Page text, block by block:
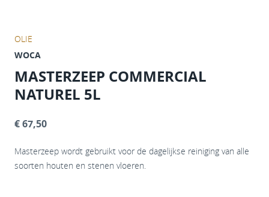
OLIE
WOCA
MASTERZEEP COMMERCIAL
NATUREL 5L
€ 67,50
Masterzeep wordt gebruikt voor de dagelijkse reiniging van alle
soorten houten en stenen vloeren.